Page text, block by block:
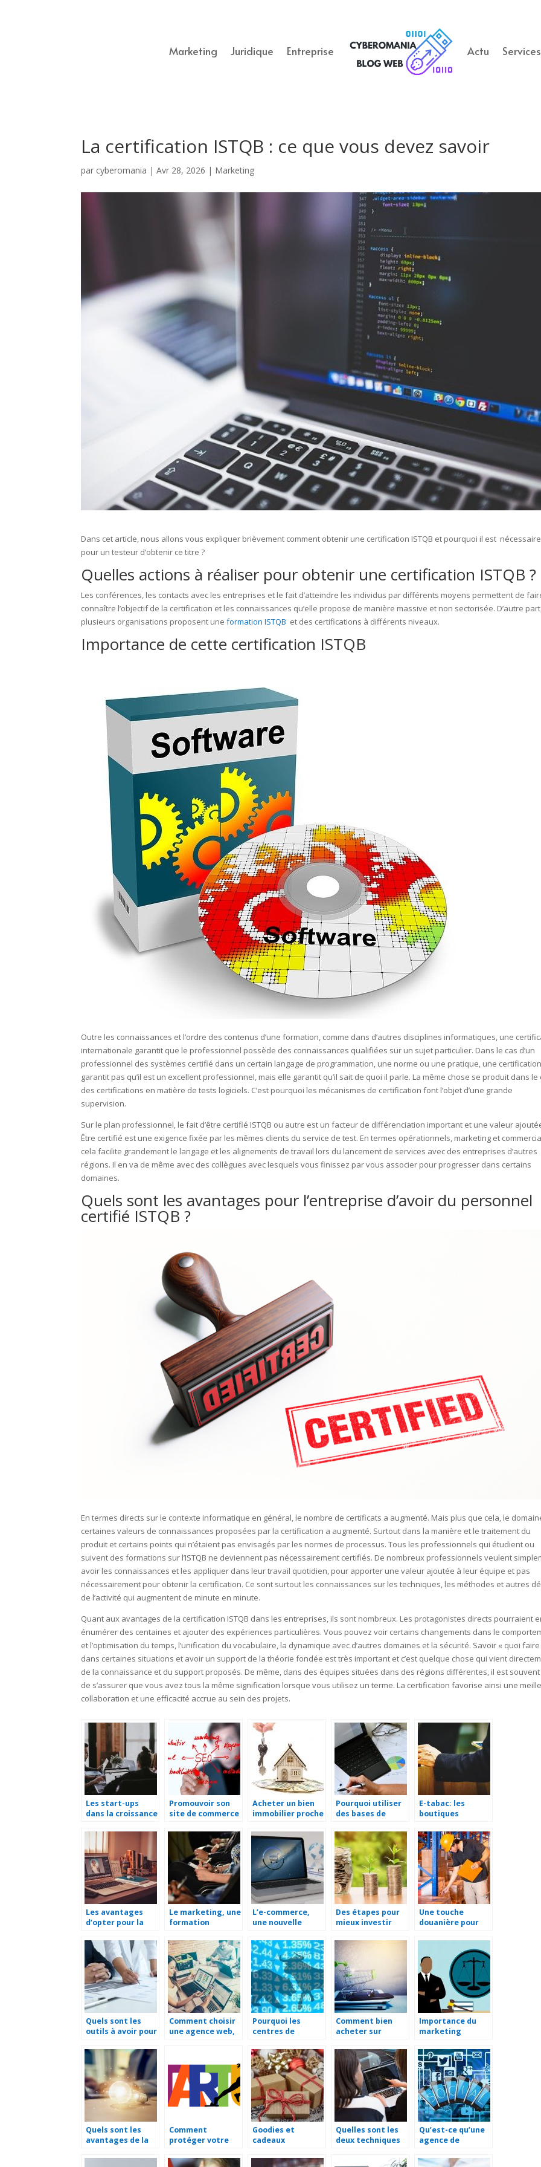
Marketing Juridique Entreprise Actu Services
La certification ISTQB : ce que vous devez savoir
par cyberomania |Avr 28, 2026 | Marketing
Dans cet article, nous allons vous expliquer brièvement comment obtenir une certification ISTQB et pourquoi il est nécessaire
pour un testeur d’obtenir ce titre ?
Quelles actions à réaliser pour obtenir une certification ISTQB ?
Les conférences, les contacts avec les entreprises et le fait d’atteindre les individus par différents moyens permettent de
connaître l’objectif de la certification et les connaissances qu’elle propose de manière massive et non sectorisée. D’autre
plusieurs organisations proposent uneformation ISTQB et des certifications à différents niveaux.
Importance de cette certification ISTQB
Outre les connaissances et l’ordre des contenus d’une formation, comme dans d’autres disciplines informatiques, une
internationale garantit que le professionnel possède des connaissances qualifiées sur un sujet particulier. Dans le cas d’un
professionnel des systèmes certifié dans un certain langage de programmation, une norme ou une pratique, une
garantit pas qu’il est un excellent professionnel, mais elle garantit qu’il sait de quoi il parle. La même chose se produit dans le
des certifications en matière de tests logiciels. C’est pourquoi les mécanismes de certification font l’objet d’une grande
supervision.
Sur le plan professionnel, le fait d’être certifié ISTQB ou autre est un facteur de différenciation important et une valeur
Être certifié est une exigence fixée par les mêmes clients du service de test. En termes opérationnels, marketing et
cela facilite grandement le langage et les alignements de travail lors du lancement de services avec des entreprises d’autres
régions. Il en va de même avec des collègues avec lesquels vous finissez par vous associer pour progresser dans certains
domaines.
Quels sont les avantages pour l’entreprise d’avoir du personnel
certifié ISTQB ?
En termes directs sur le contexte informatique en général, le nombre de certificats a augmenté. Mais plus que cela, le
certaines valeurs de connaissances proposées par la certification a augmenté. Surtout dans la manière et le traitement du
produit et certains points qui n’étaient pas envisagés par les normes de processus. Tous les professionnels qui étudient ou
suivent des formations sur l’ISTQB ne deviennent pas nécessairement certifiés. De nombreux professionnels veulent
avoir les connaissances et les appliquer dans leur travail quotidien, pour apporter une valeur ajoutée à leur équipe et pas
nécessairement pour obtenir la certification. Ce sont surtout les connaissances sur les techniques, les méthodes et autres
de l’activité qui augmentent de minute en minute.
Quant aux avantages de la certification ISTQB dans les entreprises, ils sont nombreux. Les protagonistes directs pourraient
énumérer des centaines et ajouter des expériences particulières. Vous pouvez voir certains changements dans le
et l’optimisation du temps, l’unification du vocabulaire, la dynamique avec d’autres domaines et la sécurité. Savoir « quoi faire
dans certaines situations et avoir un support de la théorie fondée est très important et c’est quelque chose qui vient
de la connaissance et du support proposés. De même, dans des équipes situées dans des régions différentes, il est
de s’assurer que vous avez tous la même signification lorsque vous utilisez un terme. La certification favorise ainsi une
collaboration et une efficacité accrue au sein des projets.
Les start-ups
dans la croissance
nation
Promouvoir son
site de commerce
Acheter un bien
immobilier proche
Pourquoi utiliser
des bases de
campagnes
marketing ?
E-tabac: les
boutiques
France
Les avantages
d’opter pour la
maintenance
d’applications
(TMA)
Le marketing, une
formation
pour le commerce
en ligne
L’e-commerce,
une nouvelle
les ventes
Des étapes pour
mieux investir
fiable
Une touche
douanière pour
Quels sont les
outils à avoir pour
stratégie
marketing ?
Comment choisir
une agence web,
long terme ?
Pourquoi les
centres de
importants pour
le secteur du
marketing ?
Comment bien
acheter sur
Importance du
marketing
les avocats
Quels sont les
avantages de la
leads ?
Comment
protéger votre
marché face à la
Goodies et
cadeaux
le bon choix pour
Quelles sont les
deux techniques
d’un fichier PDF ?
Qu’est-ce qu’une
agence de
comment la